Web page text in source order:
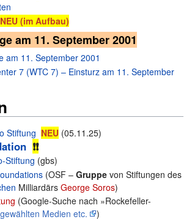
NEU (im Aufbau)
am 11. September 2001
am 11. September 2001
7 (WTC 7) – Einsturz am 11. September
Stiftung NEU (05.11.25)
❗❗
Stiftung (gbs)
(OSF –Gruppe von Stiftungen des
MilliardärsGeorge Soros)
(Google-Suche nach »Rockefeller-
Medien etc. )